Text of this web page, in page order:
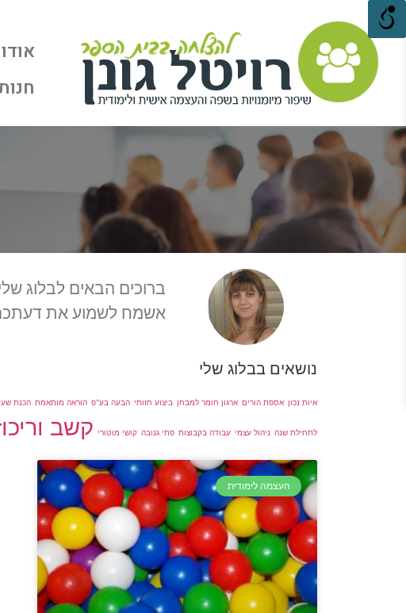
ברוכים הבאים לבלוג
אשמח לשמוע את דעתכם
נושאים בבלוג שלי
איות נכון אספת הורים ארגון חומר למבחן ביצוע חזותי הבעה בע"פ הוראה מותאמת הכנת
לתחילת שנה ניהול עצמי עבודה בקבוצות פתי גנובה קושי מוטורי קשב
העצמה לימודית